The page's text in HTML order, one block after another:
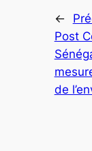
←
Post
de